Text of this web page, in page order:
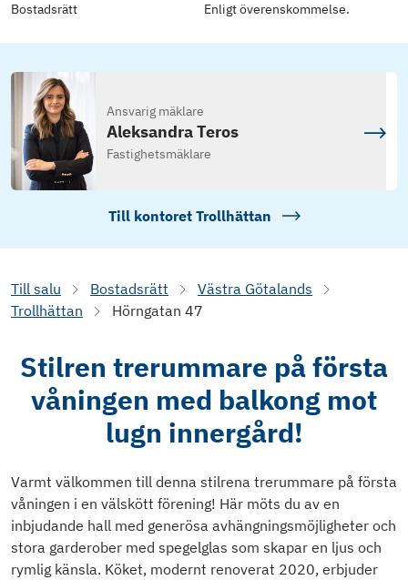
Bostadsrätt
Enligt överenskommelse.
Ansvarig mäklare
Aleksandra Teros
Fastighetsmäklare
Till kontoret Trollhättan
Till salu Bostadsrätt
Västra Götalands
Trollhättan
Hörngatan 47
Stilren trerummare på första
våningen med balkong mot
lugn innergård!
Varmt välkommen till denna stilrena trerummare på första
våningen i en välskött förening! Här möts du av en
inbjudande hall med generösa avhängningsmöjligheter och
stora garderober med spegelglas som skapar en ljus och
rymlig känsla. Köket, modernt renoverat 2020, erbjuder